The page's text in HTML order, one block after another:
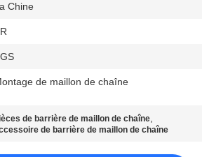
Chine
de maillon de chaîne
de barrière de maillon de chaîne,
de barrière de maillon de chaîne